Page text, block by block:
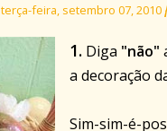
terça-feira, setembro 07, 2010
1. Diga "não"
a decoração
Sim-sim-é-